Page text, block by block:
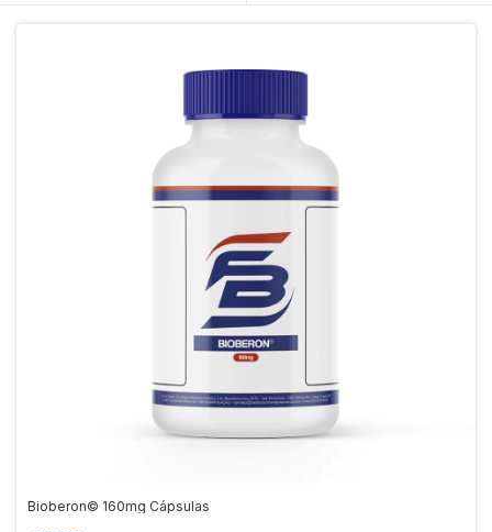
Bioberon© 160mg Cápsulas